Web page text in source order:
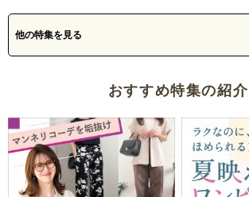
他の特集を見る
おすすめ特集の紹介